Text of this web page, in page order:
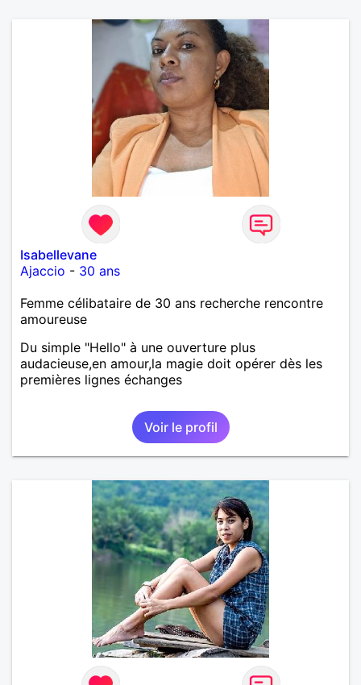
Isabellevane
Ajaccio - 30 ans
Femme célibataire de 30 ans recherche rencontre
amoureuse
Du simple "Hello" à une ouverture plus
audacieuse,en amour,la magie doit opérer dès les
premières lignes échanges
Voir le profil